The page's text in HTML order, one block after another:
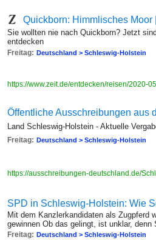
Quickborn: Himmlisches Moor
Sie wollten nie nach Quickborn? Jetzt
entdecken
Freitag: Deutschland > Schleswig-Holstein
https://www.zeit.de/entdecken/reisen/2020-
Öffentliche Ausschreibungen aus
Land Schleswig-Holstein - Aktuelle
Freitag: Deutschland > Schleswig-Holstein
https://ausschreibungen-deutschland.de/
SPD in Schleswig-Holstein: Wie
Mit dem Kanzlerkandidaten als Zugpferd
gewinnen Ob das gelingt, ist unklar,
Freitag: Deutschland > Schleswig-Holstein